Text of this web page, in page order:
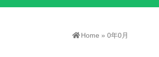
Home » 0年0月